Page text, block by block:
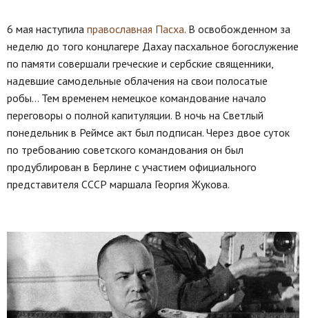
6 мая наступила православная Пасха. В освобожденном за
неделю до того концлагере Дахау пасхальное богослужение
по памяти совершали греческие и сербские священники,
надевшие самодельные облачения на свои полосатые
робы… Тем временем немецкое командование начало
переговоры о полной капитуляции. В ночь на Светлый
понедельник в Реймсе акт был подписан. Через двое суток
по требованию советского командования он был
продублирован в Берлине с участием официального
представителя СССР маршала Георгия Жукова.